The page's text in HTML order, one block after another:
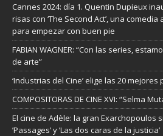
Cannes 2024: día 1. Quentin Dupieux
risas con ‘The Second Act’, una
para empezar con buen pie
FABIAN WAGNER: “Con las series,
de arte”
‘Industrias del Cine’ elige las 20 mejores
COMPOSITORAS DE CINE XVI: “Selma
El cine de Adèle: la gran Exarchopoulos
’Passages’ y ’Las dos caras de la justicia’